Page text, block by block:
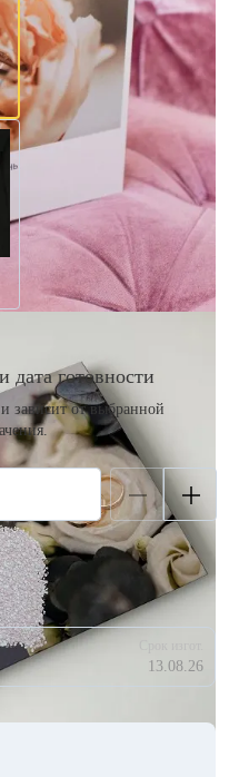
дата готовности
зависит от выбранной
13.08.26